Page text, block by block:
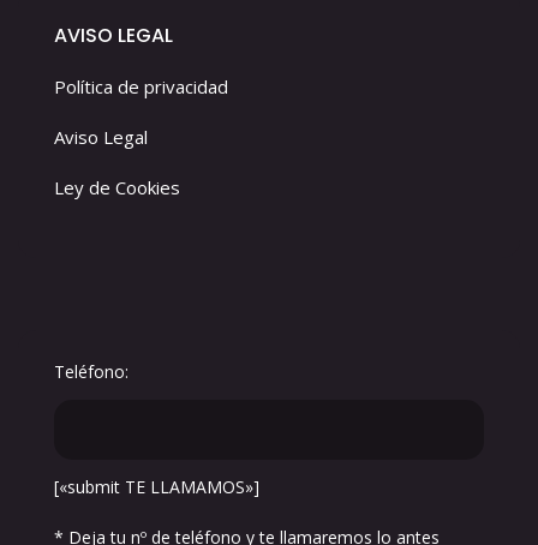
AVISO LEGAL
Política de privacidad
Aviso Legal
Ley de Cookies
Teléfono:
[«submit TE LLAMAMOS»]
* Deja tu nº de teléfono y te llamaremos lo antes